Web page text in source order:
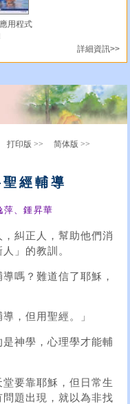
用程式
詳細資訊>>
打印版 >> 简体版 >>
經輔導
萍、鍾昇華
，糾正人，幫助他們消
」的教訓。
嗎？難道信了耶穌，
，但用聖經。」
神學，心理學才能輔
要靠耶穌，但日常生
題出現，就以為非找